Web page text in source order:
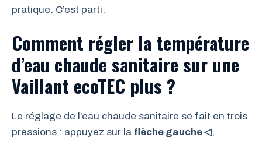
pratique. C’est parti.
Comment régler la température
d’eau chaude sanitaire sur une
Vaillant ecoTEC plus ?
Le réglage de l’eau chaude sanitaire se fait en trois
pressions : appuyez sur la flèche gauche ◁,